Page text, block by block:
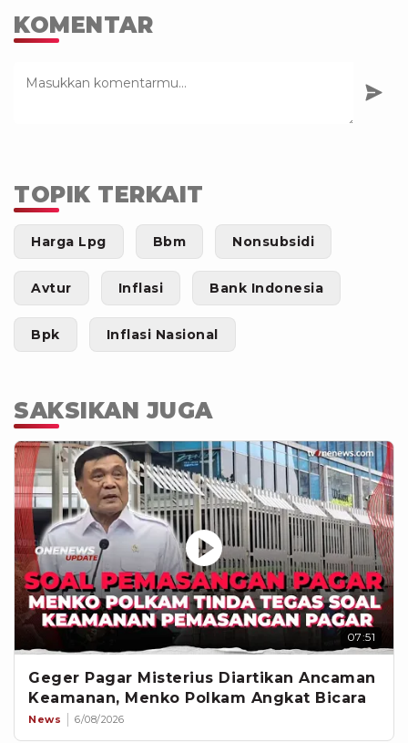
KOMENTAR
TOPIK TERKAIT
Harga Lpg Bbm Nonsubsidi
Avtur Inflasi Bank Indonesia
Bpk Inflasi Nasional
SAKSIKAN JUGA
07:51
Geger Pagar Misterius Diartikan Ancaman
Keamanan, Menko Polkam Angkat Bicara
News 6/08/2026